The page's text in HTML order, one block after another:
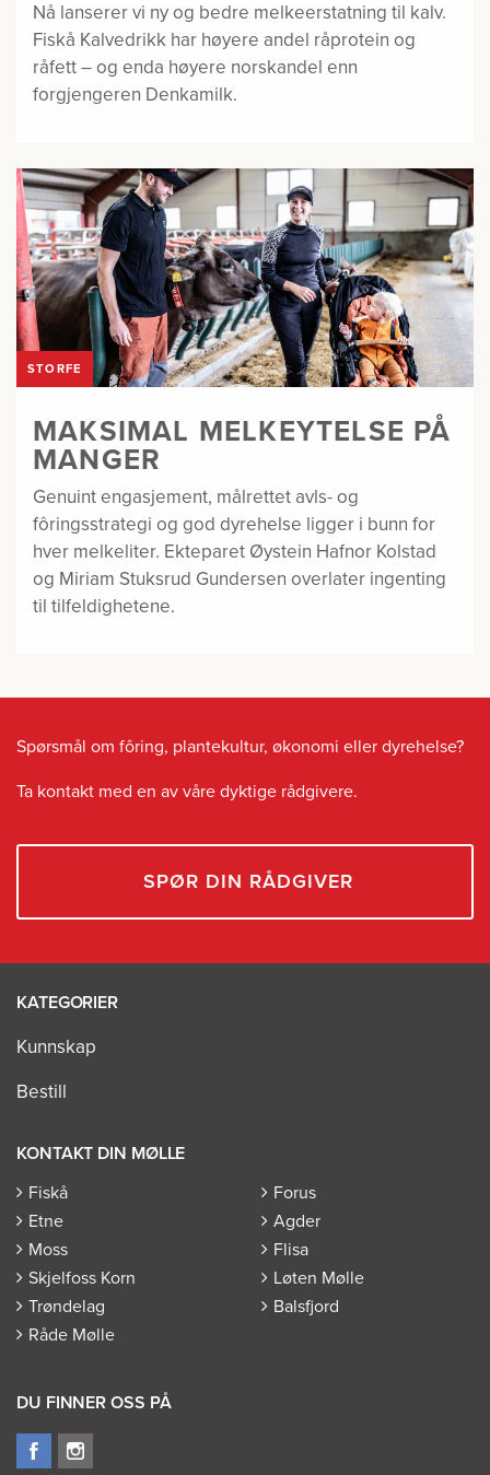
Nå lanserer vi ny og bedre melkeerstatning til kalv.
Fiskå Kalvedrikk har høyere andel råprotein og
råfett – og enda høyere norskandel enn
forgjengeren Denkamilk.
STORFE
MAKSIMAL MELKEYTELSE PÅ
MANGER
Genuint engasjement, målrettet avls- og
fôringsstrategi og god dyrehelse ligger i bunn for
hver melkeliter. Ekteparet Øystein Hafnor Kolstad
og Miriam Stuksrud Gundersen overlater ingenting
til tilfeldighetene.
Spørsmål om fôring, plantekultur, økonomi eller dyrehelse?
Ta kontakt med en av våre dyktige rådgivere.
SPØR DIN RÅDGIVER
KATEGORIER
Kunnskap
Bestill
KONTAKT DIN MØLLE
Fiskå
Forus
Etne
Agder
Moss
Flisa
Skjelfoss Korn
Løten Mølle
Trøndelag
Balsfjord
Råde Mølle
DU FINNER OSS PÅ